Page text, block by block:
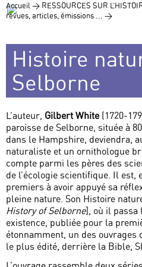
Accueil > RESSOURCES SUR
revues, articles, émissions ... >
Histoire
Selborne
L’auteur, Gilbert White(1720-
paroisse de Selborne, située à
dans le Hampshire, deviendra,
naturaliste et un ornithologue
compte parmi les pères des
de l’écologie scientifique. Il est,
premiers à avoir appuyé sa
pleine nature. Son Histoire
History of Selborne], où il passa
existence, publiée pour la
étonnamment, un des ouvrages
le plus édité, derrière la Bible,